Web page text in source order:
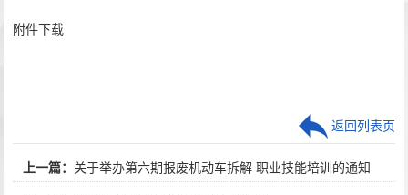
附件下载
上一篇： 关于举办第六期报废机动车拆解 职业技能培训的通知
返回列表页